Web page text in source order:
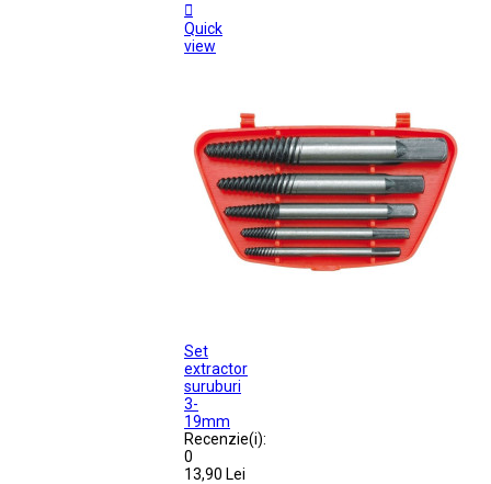

Quick
view
Set
extractor
suruburi
3-
19mm
Recenzie(i):
0
13,90 Lei